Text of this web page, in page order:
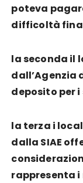
poteva
difficoltà
la seconda il
dall’Agenzia
deposito per
la terza i
dalla SIAE
rappresenta i